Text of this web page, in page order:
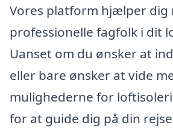
Vores platform hjælper dig
professionelle fagfolk i dit
Uanset om du ønsker at
eller bare ønsker at vide
mulighederne for
for at guide dig på din